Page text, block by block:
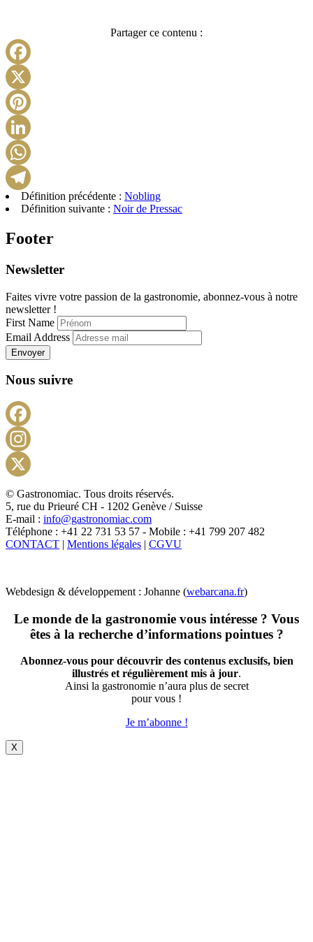
Partager ce contenu :
Telegram
Définition précédente : Nobling
Définition suivante : Noir de Pressac
Footer
Newsletter
Faites vivre votre passion de la gastronomie, abonnez-vous à notre
newsletter !
First Name
Email Address
Envoyer
Nous suivre
X
© Gastronomiac. Tous droits réservés.
5, rue du Prieuré CH - 1202 Genève / Suisse
E-mail : info@gastronomiac.com
Téléphone : +41 22 731 53 57 - Mobile : +41 799 207 482
CONTACT | Mentions légales | CGVU
Webdesign & développement : Johanne (webarcana.fr)
Le monde de la gastronomie vous intéresse ? Vous
êtes à la recherche d’informations pointues ?
Abonnez-vous pour découvrir des contenus exclusifs, bien
illustrés et régulièrement mis à jour.
Ainsi la gastronomie n’aura plus de secret
pour vous !
Je m’abonne !
X